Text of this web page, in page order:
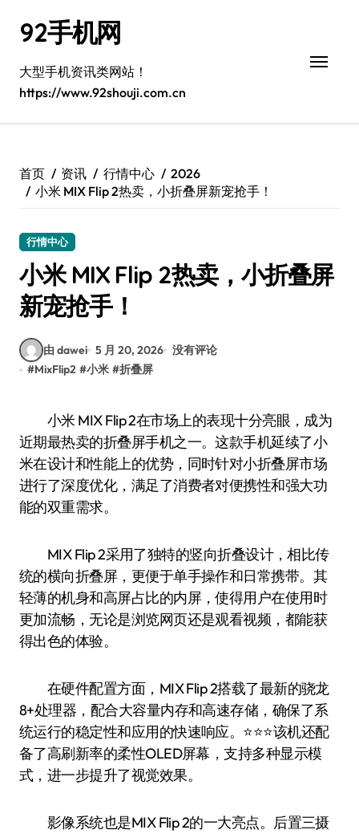
92手机网
大型手机资讯类网站！
https://www.92shouji.com.cn
首页 资讯 行情中心
2026
小米 MIX Flip 2热卖，小折叠屏新宠抢手！
行情中心
小米 MIX Flip 2热卖，小折叠屏
新宠抢手！
由 dawei 5 月 20, 2026 没有评论
#MixFlip2 #小米 #折叠屏
小米 MIX Flip 2在市场上的表现十分亮眼，成为
近期最热卖的折叠屏手机之一。这款手机延续了小
米在设计和性能上的优势，同时针对小折叠屏市场
进行了深度优化，满足了消费者对便携性和强大功
能的双重需求。
MIX Flip 2采用了独特的竖向折叠设计，相比传
统的横向折叠屏，更便于单手操作和日常携带。其
轻薄的机身和高屏占比的内屏，使得用户在使用时
更加流畅，无论是浏览网页还是观看视频，都能获
得出色的体验。
在硬件配置方面，MIX Flip 2搭载了最新的骁龙
8+处理器，配合大容量内存和高速存储，确保了系
统运行的稳定性和应用的快速响应。⭐️⭐️⭐️该机还配
备了高刷新率的柔性OLED屏幕，支持多种显示模
式，进一步提升了视觉效果。
影像系统也是MIX Flip 2的一大亮点。后置三摄